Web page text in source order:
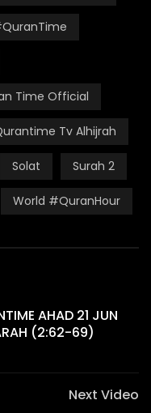
Time Official
Tv Alhijrah
Solat Surah 2
World #QuranHour
AHAD 21 JUN
(2:62-69)
Next Video